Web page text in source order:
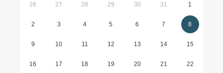
26 27 28 29 30 31 1
2 3 4 5 6 7 8
9 10 11 12 13 14 15
16 17 18 19 20 21 22